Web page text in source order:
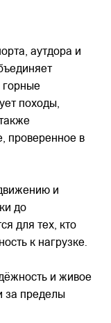
аутдора и
горные
походы,
проверенное в
и
до
для тех, кто
к нагрузке.
и живое
за пределы